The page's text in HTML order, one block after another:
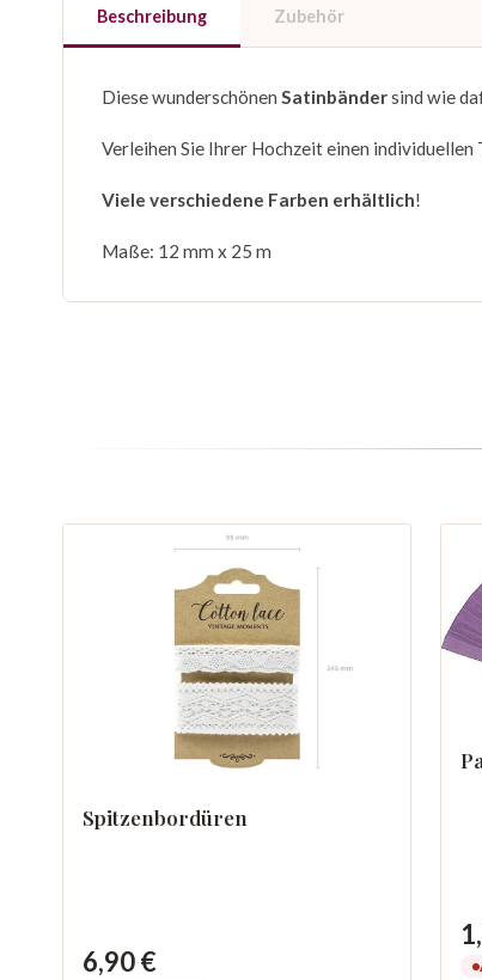
Beschreibung Zubehör
Diese wunderschönen Satinbändersind wie
Verleihen Sie Ihrer Hochzeit einen individuellen
Viele verschiedene Farben erhältlich!
Maße: 12 mm x 25 m
Spitzenbordüren
6,90 €